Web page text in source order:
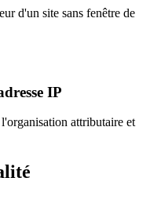
d'un site sans fenêtre de
IP
attributaire et